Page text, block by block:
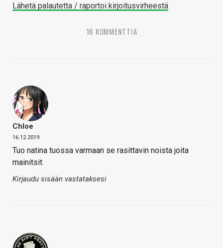
Lähetä palautetta / raportoi kirjoitusvirheestä
16 KOMMENTTIA
Chloe
16.12.2019
Tuo natina tuossa varmaan se rasittavin noista joita
mainitsit.
Kirjaudu sisään vastataksesi